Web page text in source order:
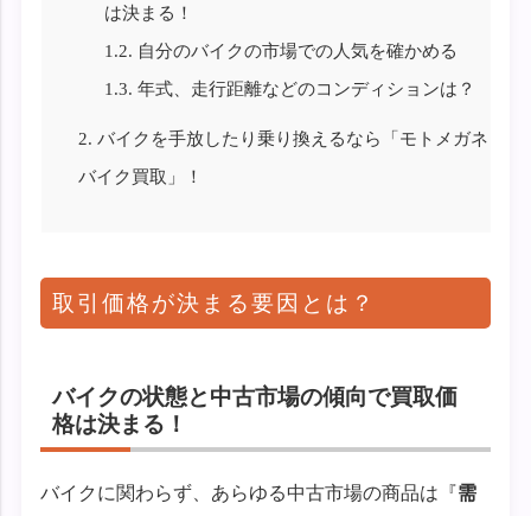
は決まる！
1.2. 自分のバイクの市場での人気を確かめる
1.3. 年式、走行距離などのコンディションは？
2. バイクを手放したり乗り換えるなら「モトメガネ
バイク買取」！
取引価格が決まる要因とは？
バイクの状態と中古市場の傾向で買取価
格は決まる！
バイクに関わらず、あらゆる中古市場の商品は『需